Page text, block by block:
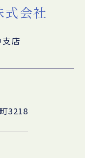
会社
店
3218